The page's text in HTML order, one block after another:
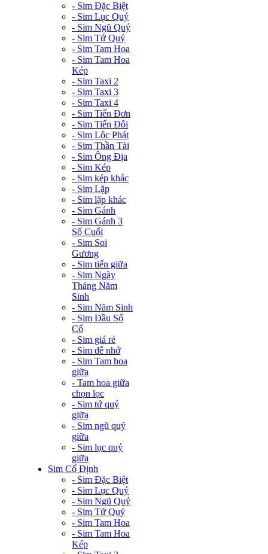
- Sim Đặc Biệt
- Sim Lục Quý
- Sim Ngũ Quý
- Sim Tứ Quý
- Sim Tam Hoa
- Sim Tam Hoa
Kép
- Sim Taxi 2
- Sim Taxi 3
- Sim Taxi 4
- Sim Tiến Đơn
- Sim Tiến Đôi
- Sim Lộc Phát
- Sim Thần Tài
- Sim Ông Địa
- Sim Kép
- Sim kép khác
- Sim Lặp
- Sim lặp khác
- Sim Gánh
- Sim Gánh 3
Số Cuối
- Sim Soi
Gương
- Sim tiến giữa
- Sim Ngày
Tháng Năm
Sinh
- Sim Năm Sinh
- Sim Đầu Số
Cổ
- Sim giá rẻ
- Sim dễ nhớ
- Sim Tam hoa
giữa
- Tam hoa giữa
chọn lọc
- Sim tứ quý
giữa
- Sim ngũ quý
giữa
- Sim lục quý
giữa
Sim Cố Định
- Sim Đặc Biệt
- Sim Lục Quý
- Sim Ngũ Quý
- Sim Tứ Quý
- Sim Tam Hoa
- Sim Tam Hoa
Kép